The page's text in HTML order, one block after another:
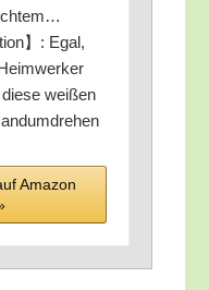
】: Egal,
wei­ßen
Ama­zon